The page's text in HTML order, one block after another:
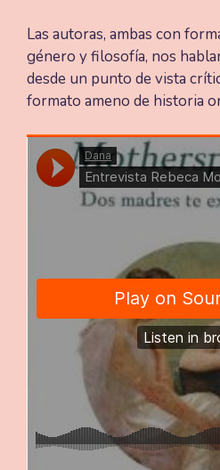
Las autoras, ambas con
género y filosofía, nos
desde un punto de vista
formato ameno de historia